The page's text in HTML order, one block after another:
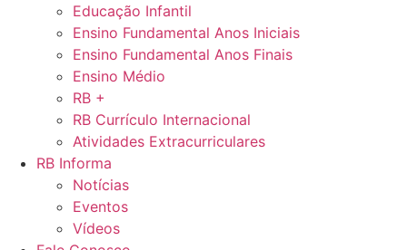
Educação Infantil
Ensino Fundamental Anos Iniciais
Ensino Fundamental Anos Finais
Ensino Médio
RB +
RB Currículo Internacional
Atividades Extracurriculares
RB Informa
Notícias
Eventos
Vídeos